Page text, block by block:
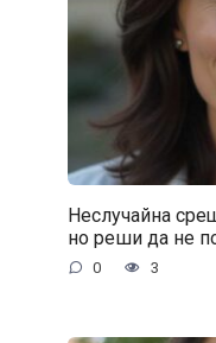
Неслучайна
но реши да не
0 3